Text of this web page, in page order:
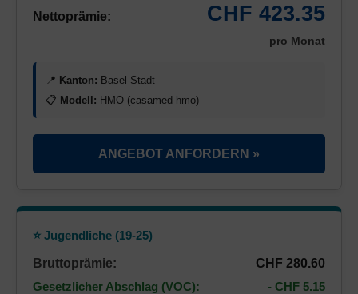
Nettoprämie: CHF 423.35
pro Monat
📍 Kanton: Basel-Stadt
📋 Modell: HMO (casamed hmo)
ANGEBOT ANFORDERN »
⭐ Jugendliche (19-25)
Bruttoprämie:
CHF 280.60
Gesetzlicher Abschlag (VOC):
- CHF 5.15